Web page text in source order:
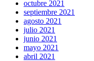
octubre 2021
septiembre 2021
agosto 2021
julio 2021
junio 2021
mayo 2021
abril 2021